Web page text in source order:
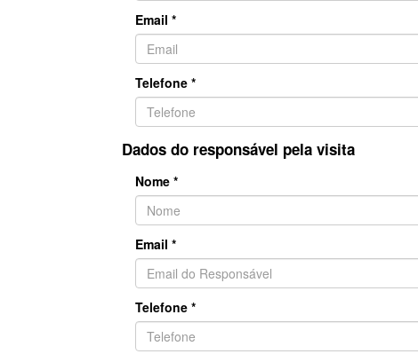
Email *
Telefone *
Dados do responsável pela visita
Nome *
Email *
Telefone *